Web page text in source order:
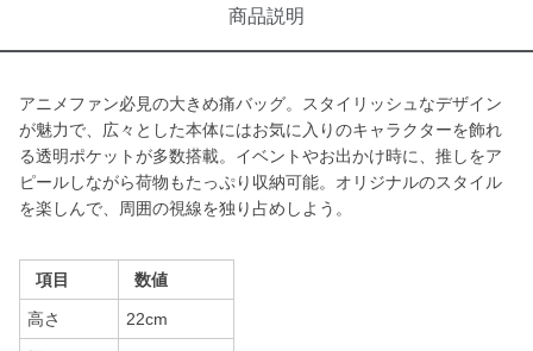
商品説明
アニメファン必見の大きめ痛バッグ。スタイリッシュなデザイン
が魅力で、広々とした本体にはお気に入りのキャラクターを飾れ
る透明ポケットが多数搭載。イベントやお出かけ時に、推しをア
ピールしながら荷物もたっぷり収納可能。オリジナルのスタイル
を楽しんで、周囲の視線を独り占めしよう。
項目 数値
高さ 22cm